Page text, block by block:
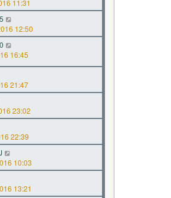
11:31
12:50
16:45
21:47
23:02
22:39
10:03
13:21